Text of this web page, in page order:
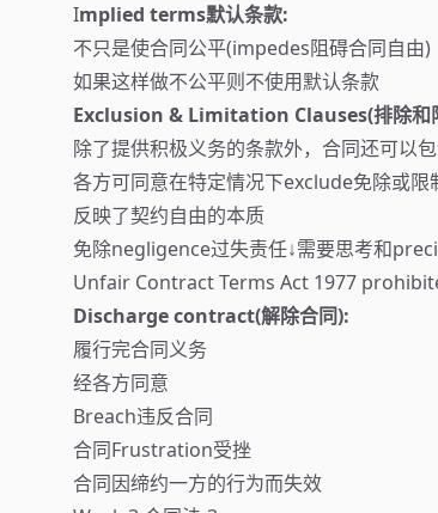
Implied terms默认条款:
不只是使合同公平(impedes阻碍合同自由)
如果这样做不公平则不使用默认条款
Exclusion & Limitation Clauses(排除和
除了提供积极义务的条款外，合同还可以
各方可同意在特定情况下exclude免除或限
反映了契约自由的本质
免除negligence过失责任↓需要思考和
Unfair Contract Terms Act 1977
Discharge contract(解除合同):
履行完合同义务
经各方同意
Breach违反合同
合同Frustration受挫
合同因缔约一方的行为而失效